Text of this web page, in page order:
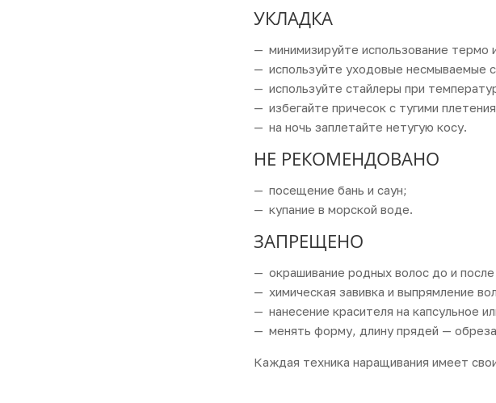
УКЛАДКА
минимизируйте использование термо
используйте уходовые несмываемые
используйте стайлеры при
избегайте причесок с тугими
на ночь заплетайте нетугую косу.
НЕ РЕКОМЕНДОВАНО
посещение бань и саун;
купание в морской воде.
ЗАПРЕЩЕНО
окрашивание родных волос до и
химическая завивка и выпрямление
нанесение красителя на капсульное
менять форму, длину прядей —
Каждая техника наращивания имеет